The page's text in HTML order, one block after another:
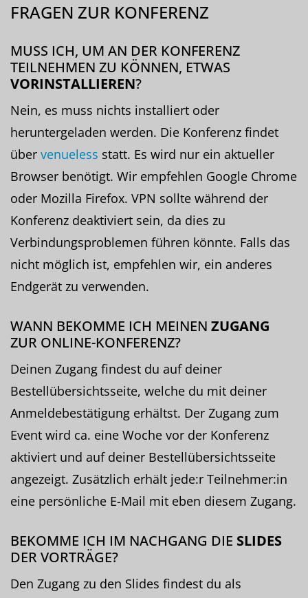
FRAGEN ZUR KONFERENZ
MUSS ICH, UM AN DER KONFERENZ
TEILNEHMEN ZU KÖNNEN, ETWAS
VORINSTALLIEREN?
Nein, es muss nichts installiert oder
heruntergeladen werden. Die Konferenz findet
über venueless statt. Es wird nur ein aktueller
Browser benötigt. Wir empfehlen Google Chrome
oder Mozilla Firefox. VPN sollte während der
Konferenz deaktiviert sein, da dies zu
Verbindungsproblemen führen könnte. Falls das
nicht möglich ist, empfehlen wir, ein anderes
Endgerät zu verwenden.
WANN BEKOMME ICH MEINEN ZUGANG
ZUR ONLINE-KONFERENZ?
Deinen Zugang findest du auf deiner
Bestellübersichtsseite, welche du mit deiner
Anmeldebestätigung erhältst. Der Zugang zum
Event wird ca. eine Woche vor der Konferenz
aktiviert und auf deiner Bestellübersichtsseite
angezeigt. Zusätzlich erhält jede:r Teilnehmer:in
eine persönliche E-Mail mit eben diesem Zugang.
BEKOMME ICH IM NACHGANG DIE SLIDES
DER VORTRÄGE?
Den Zugang zu den Slides findest du als